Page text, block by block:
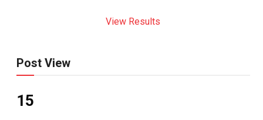
View Results
Post View
15